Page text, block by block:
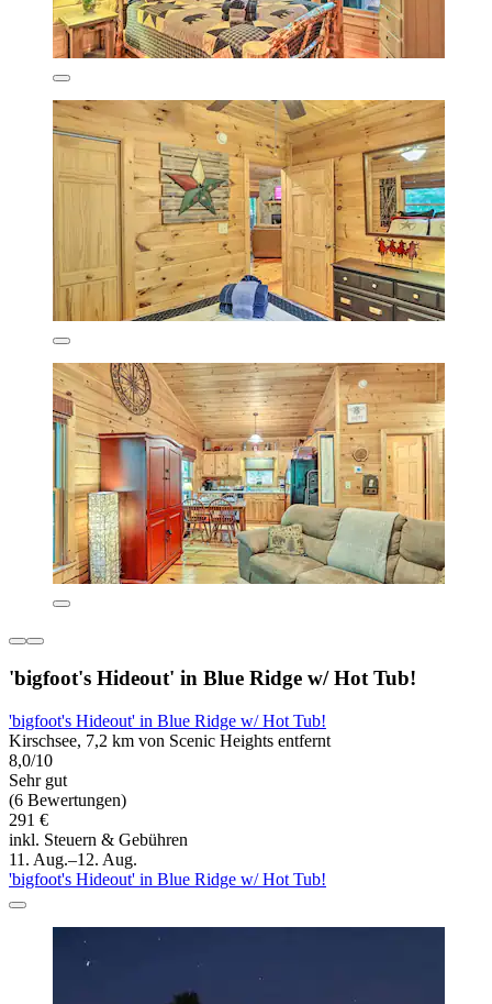
'bigfoot's Hideout' in Blue Ridge w/ Hot Tub!
'bigfoot's Hideout' in Blue Ridge w/ Hot Tub!
Kirschsee, 7,2 km von Scenic Heights entfernt
8,0/10
Sehr gut
(6 Bewertungen)
291 €
inkl. Steuern & Gebühren
11. Aug.–12. Aug.
'bigfoot's Hideout' in Blue Ridge w/ Hot Tub!